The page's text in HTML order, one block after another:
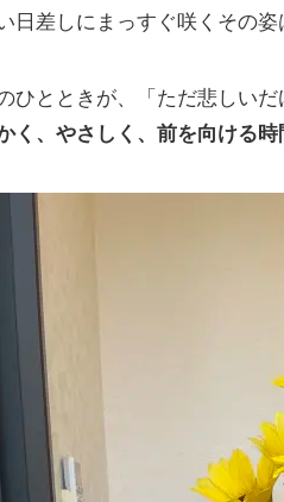
日差しにまっすぐ咲くその
ひとときが、「ただ悲しいだ
く、やさしく、前を向ける時